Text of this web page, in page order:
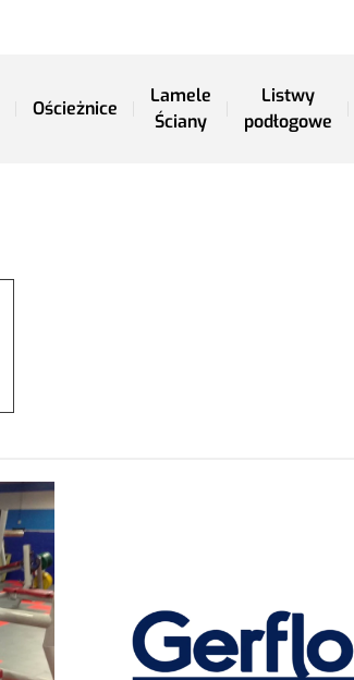
Ościeżnice
Lamele
Ściany
Listwy
podłogowe